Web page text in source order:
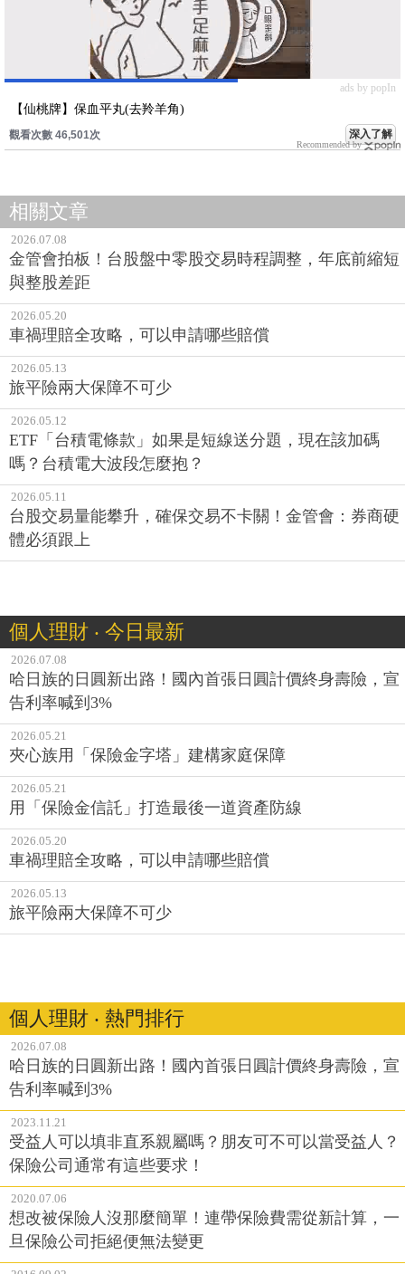
ads by popIn
【仙桃牌】保血平丸(去羚羊角)
觀看次數 46,501次 深入了解
Recommended by
相關文章
2026.07.08
金管會拍板！台股盤中零股交易時程調整，年底前縮短
與整股差距
2026.05.20
車禍理賠全攻略，可以申請哪些賠償
2026.05.13
旅平險兩大保障不可少
2026.05.12
ETF「台積電條款」如果是短線送分題，現在該加碼
嗎？台積電大波段怎麼抱？
2026.05.11
台股交易量能攀升，確保交易不卡關！金管會：券商硬
體必須跟上
個人理財 ‧ 今日最新
2026.07.08
哈日族的日圓新出路！國內首張日圓計價終身壽險，宣
告利率喊到3%
2026.05.21
夾心族用「保險金字塔」建構家庭保障
2026.05.21
用「保險金信託」打造最後一道資產防線
2026.05.20
車禍理賠全攻略，可以申請哪些賠償
2026.05.13
旅平險兩大保障不可少
個人理財 ‧ 熱門排行
2026.07.08
哈日族的日圓新出路！國內首張日圓計價終身壽險，宣
告利率喊到3%
2023.11.21
受益人可以填非直系親屬嗎？朋友可不可以當受益人？
保險公司通常有這些要求！
2020.07.06
想改被保險人沒那麼簡單！連帶保險費需從新計算，一
旦保險公司拒絕便無法變更